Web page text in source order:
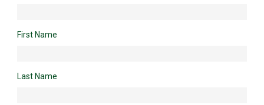
First Name
Last Name